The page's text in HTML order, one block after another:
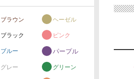
ブラウン ヘーゼル
ブラック ピンク
ブルー パープル
グレー グリーン